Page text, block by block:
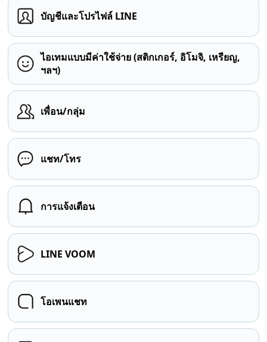
บัญชีและโปรไฟล์ LINE
ไอเทมแบบมีค่าใช้จ่าย (สติกเกอร์, อิโมจิ, เหรียญ,
ฯลฯ)
เพื่อน/กลุ่ม
แชท/โทร
การแจ้งเตือน
LINE VOOM
โอเพนแชท